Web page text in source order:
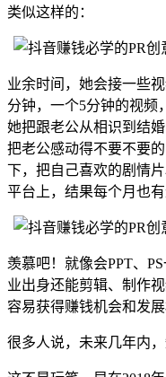
类似这样的：
业余时间，她会接一些
分钟，一个5分钟的视频
她把跟老公从相识到结
把老公感动得不要不要
下，把自己喜欢的剧情
平台上，结果每个月也
羡慕吧！就像会PPT、
业出身还能剪辑、制作
容易获得赚钱机会和发展
很多人说，未来几年内